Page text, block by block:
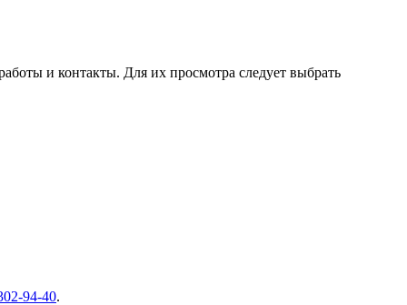
и контакты. Для их просмотра следует выбрать
94-40.